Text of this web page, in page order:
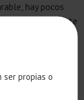
hay pocos
y originalmente
su carácter
ser propias o